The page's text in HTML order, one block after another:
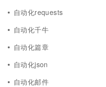
自动化requests
自动化千牛
自动化篇章
自动化json
自动化邮件